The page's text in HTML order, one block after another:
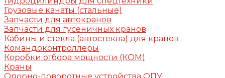
Грузовые канаты (стальные)
Запчасти для автокранов
Запчасти для гусеничных кранов
Кабины и стекла (автостекла) для кранов
Командоконтроллеры
Коробки отбора мощности (КОМ)
Краны
Опорно-поворотные устройства ОПУ